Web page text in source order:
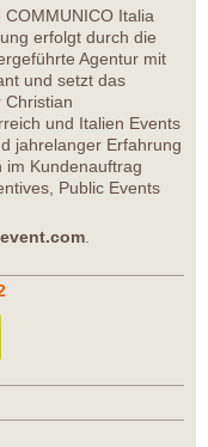
COMMUNICO Italia
erfolgt durch die
Agentur mit
und setzt das
Christian
und Italien Events
jahrelanger Erfahrung
im Kundenauftrag
Public Events
.